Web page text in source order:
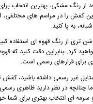
از رنگ مشکی، بهترین انتخاب
کفش را در مراسم های مختلفی،
به پا کنید.
تری از رنگ قهوه ای استفاده
کرد. بنابراین دقت کنید که
برای قرارهای رسمی است.
غیر رسمی داشته باشید، کفش
چنانچه در نظر دارید ظاهری
ای انتخاب بهتری برای شما